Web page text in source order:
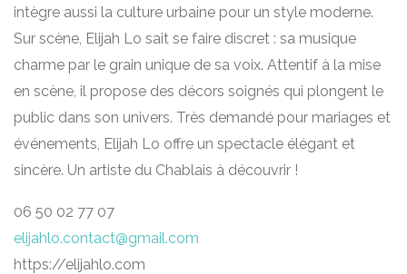
intègre aussi la culture urbaine pour un style moderne.
Sur scène, Elijah Lo sait se faire discret : sa musique
charme par le grain unique de sa voix. Attentif à la mise
en scène, il propose des décors soignés qui plongent le
public dans son univers. Très demandé pour mariages et
événements, Elijah Lo offre un spectacle élégant et
sincère. Un artiste du Chablais à découvrir !
06 50 02 77 07
elijahlo.contact@gmail.com
https://elijahlo.com